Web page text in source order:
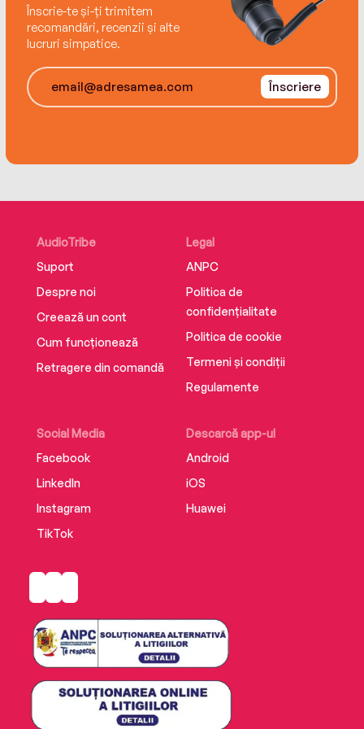
Înscrie-te și-ți trimitem
recomandări, recenzii și alte
lucruri simpatice.
Înscriere
AudioTribe
Suport
Despre noi
Creează un cont
Cum funcționează
Retragere din comandă
Social Media
Facebook
LinkedIn
Instagram
TikTok
Descarcă app-ul
Android
iOS
Huawei
Legal
ANPC
Politica de
confidențialitate
Politica de cookie
Termeni și condiții
Regulamente